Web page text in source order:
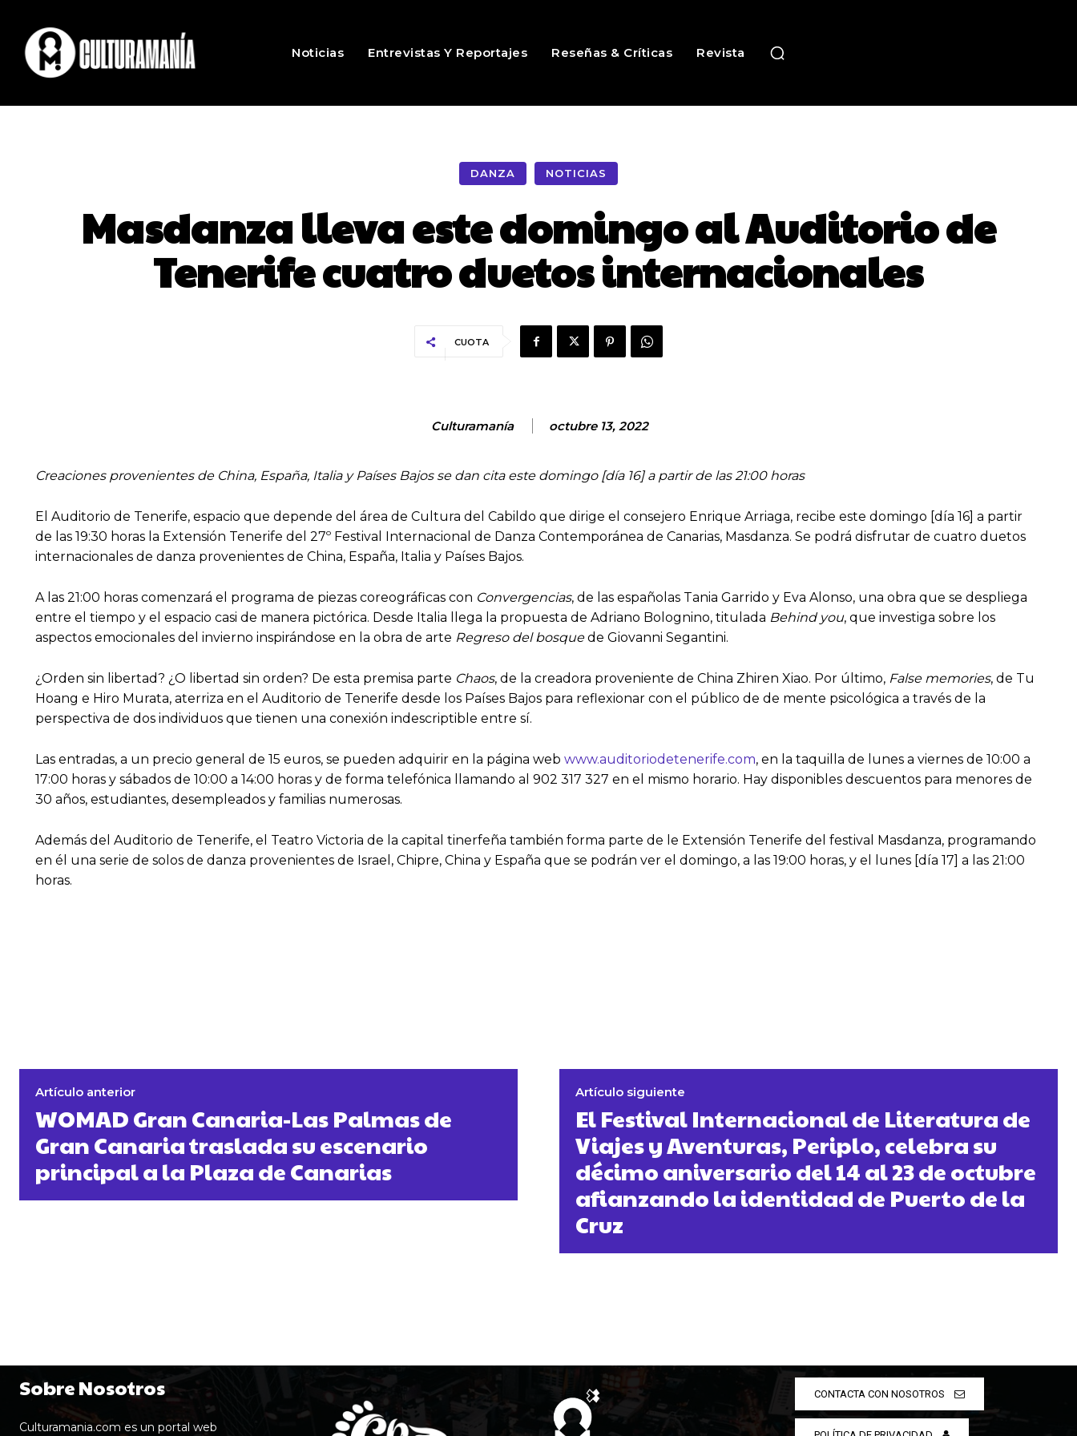
Noticias Entrevistas Y Reportajes Reseñas & Críticas Revista
DANZA NOTICIAS
Masdanza lleva este domingo al Auditorio de
Tenerife cuatro duetos internacionales
CUOTA
Culturamanía octubre 13, 2022
Creaciones provenientes de China, España, Italia y Países Bajos se dan cita este domingo [día 16] a partir de las 21:00 horas
El Auditorio de Tenerife, espacio que depende del área de Cultura del Cabildo que dirige el consejero Enrique Arriaga, recibe este domingo [día 16] a partir
de las 19:30 horas la Extensión Tenerife del 27º Festival Internacional de Danza Contemporánea de Canarias, Masdanza. Se podrá disfrutar de cuatro duetos
internacionales de danza provenientes de China, España, Italia y Países Bajos.
A las 21:00 horas comenzará el programa de piezas coreográficas con Convergencias, de las españolas Tania Garrido y Eva Alonso, una obra que se despliega
entre el tiempo y el espacio casi de manera pictórica. Desde Italia llega la propuesta de Adriano Bolognino, titulada Behind you, que investiga sobre los
aspectos emocionales del invierno inspirándose en la obra de arte Regreso del bosquede Giovanni Segantini.
¿Orden sin libertad? ¿O libertad sin orden? De esta premisa parte Chaos, de la creadora proveniente de China Zhiren Xiao. Por último, False memories, de Tu
Hoang e Hiro Murata, aterriza en el Auditorio de Tenerife desde los Países Bajos para reflexionar con el público de de mente psicológica a través de la
perspectiva de dos individuos que tienen una conexión indescriptible entre sí.
Las entradas, a un precio general de 15 euros, se pueden adquirir en la página web www.auditoriodetenerife.com, en la taquilla de lunes a viernes de 10:00 a
17:00 horas y sábados de 10:00 a 14:00 horas y de forma telefónica llamando al 902 317 327 en el mismo horario. Hay disponibles descuentos para menores de
30 años, estudiantes, desempleados y familias numerosas.
Además del Auditorio de Tenerife, el Teatro Victoria de la capital tinerfeña también forma parte de le Extensión Tenerife del festival Masdanza, programando
en él una serie de solos de danza provenientes de Israel, Chipre, China y España que se podrán ver el domingo, a las 19:00 horas, y el lunes [día 17] a las 21:00
horas.
Artículo anterior
WOMAD Gran Canaria-Las Palmas de
Gran Canaria traslada su escenario
principal a la Plaza de Canarias
Artículo siguiente
El Festival Internacional de Literatura de
Viajes y Aventuras, Periplo, celebra su
décimo aniversario del 14 al 23 de octubre
afianzando la identidad de Puerto de la
Cruz
Sobre Nosotros
Culturamania.com es un portal web
CONTACTA CON NOSOTROS